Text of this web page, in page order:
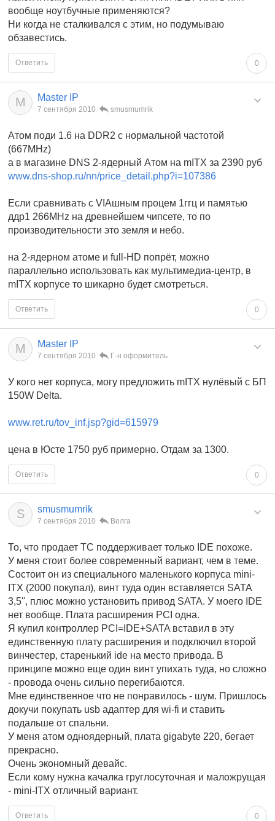
вообще ноутбучные применяются?
Ни когда не сталкивался с этим, но подумываю
обзавестись.
0
Ответить
M Master IP
7 сентября 2010 smusmumrik
Атом поди 1.6 на DDR2 с нормальной частотой
(667MHz)
а в магазине DNS 2-ядерный Атом на mITX за 2390 руб
www.dns-shop.ru/nn/price_detail.php?i=107386
Если сравнивать с VIAшным процем 1ггц и памятью
ддр1 266MHz на древнейшем чипсете, то по
производительности это земля и небо.
на 2-ядерном атоме и full-HD попрёт, можно
параллельно использовать как мультимедиа-центр, в
mITX корпусе то шикарно будет смотреться.
0
Ответить
M Master IP
7 сентября 2010 Г-н оформитель
У кого нет корпуса, могу предложить mITX нулёвый с БП
150W Delta.
www.ret.ru/tov_inf.jsp?gid=615979
цена в Юсте 1750 руб примерно. Отдам за 1300.
0
Ответить
S smusmumrik
7 сентября 2010 Волга
То, что продает ТС поддерживает только IDE похоже.
У меня стоит более современный вариант, чем в теме.
Состоит он из специального маленького корпуса mini-
ITX (2000 покупал), винт туда один вставляется SATA
3,5'', плюс можно установить привод SATA. У моего IDE
нет вообще. Плата расширения PCI одна.
Я купил контроллер PCI=IDE+SATA вставил в эту
единственную плату расширения и подключил второй
винчестер, старенький ide на место привода. В
принципе можно еще один винт упихать туда, но сложно
- провода очень сильно перегибаются.
Мне единственное что не понравилось - шум. Пришлось
докучи покупать usb адаптер для wi-fi и ставить
подальше от спальни.
У меня атом одноядерный, плата gigabyte 220, бегает
прекрасно.
Очень экономный девайс.
Если кому нужна качалка груглосуточная и маложрущая
- mini-ITX отличный вариант.
0
Ответить